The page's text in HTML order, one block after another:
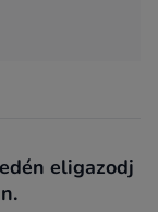
eligazodj